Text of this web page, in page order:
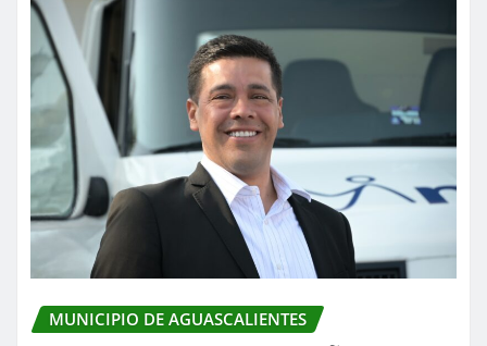
MUNICIPIO DE AGUASCALIENTES